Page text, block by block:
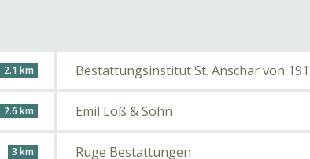
2.1 km Bestattungsinstitut St. Anschar von
2.6 km Emil Loß & Sohn
3 km Ruge Bestattungen